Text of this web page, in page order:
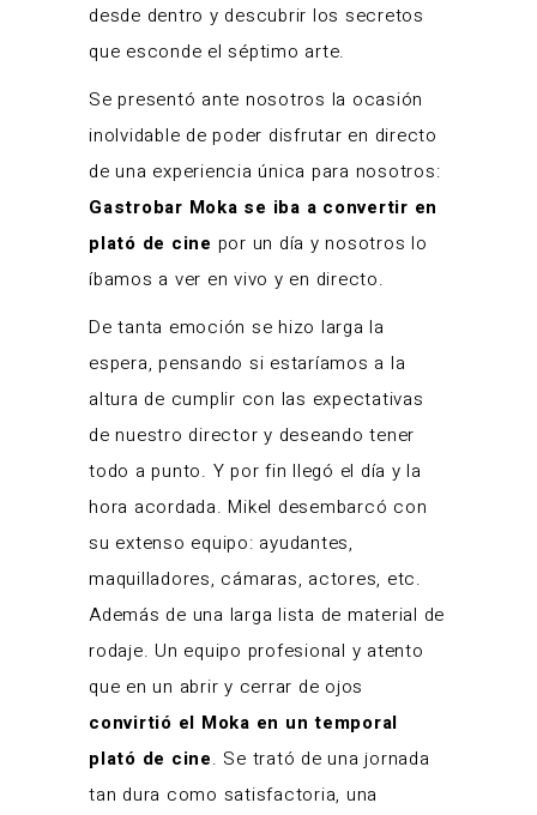
desde dentro y descubrir los secretos
que esconde el séptimo arte.
Se presentó ante nosotros la ocasión
inolvidable de poder disfrutar en directo
de una experiencia única para nosotros:
Gastrobar Moka se iba a convertir en
plató de cine por un día y nosotros lo
íbamos a ver en vivo y en directo.
De tanta emoción se hizo larga la
espera, pensando si estaríamos a la
altura de cumplir con las expectativas
de nuestro director y deseando tener
todo a punto. Y por fin llegó el día y la
hora acordada. Mikel desembarcó con
su extenso equipo: ayudantes,
maquilladores, cámaras, actores, etc.
Además de una larga lista de material de
rodaje. Un equipo profesional y atento
que en un abrir y cerrar de ojos
convirtió el Moka en un temporal
plató de cine. Se trató de una jornada
tan dura como satisfactoria, una